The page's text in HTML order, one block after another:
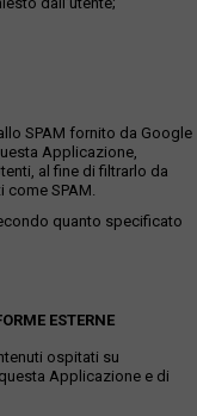
SPAM fornito da Google
Applicazione,
al fine di filtrarlo da
SPAM.
quanto specificato
ESTERNE
ospitati su
Applicazione e di